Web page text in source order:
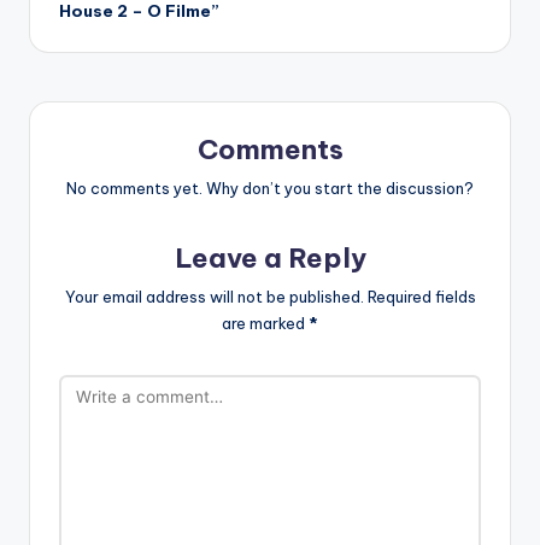
House 2 – O Filme”
Comments
No comments yet. Why don’t you start the discussion?
Leave a Reply
Your email address will not be published. Required fields
are marked *